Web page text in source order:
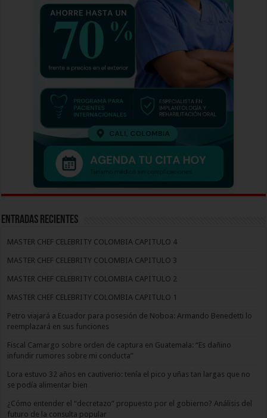
Entradas recientes
MASTER CHEF CELEBRITY COLOMBIA CAPITULO 4
MASTER CHEF CELEBRITY COLOMBIA CAPITULO 3
MASTER CHEF CELEBRITY COLOMBIA CAPITULO 2
MASTER CHEF CELEBRITY COLOMBIA CAPITULO 1
Petro viajará a Ecuador para posesión de Noboa: Armando Benedetti lo
reemplazará en sus funciones
Fiscal Camargo sobre orden de captura en Guatemala: “Es dañino
infundir rumores sobre mi conducta”
Lora estuvo 32 años en cautiverio: tenía el pico y uñas tan largas que no
se podía alimentar bien
¿Cómo entender el “decretazo” propuesto por el gobierno? Análisis del
futuro de la consulta popular